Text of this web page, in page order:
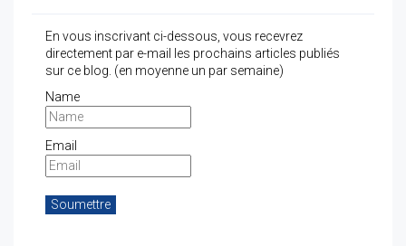
En vous inscrivant ci-dessous, vous recevrez
directement par e-mail les prochains articles publiés
sur ce blog. (en moyenne un par semaine)
Name
Email